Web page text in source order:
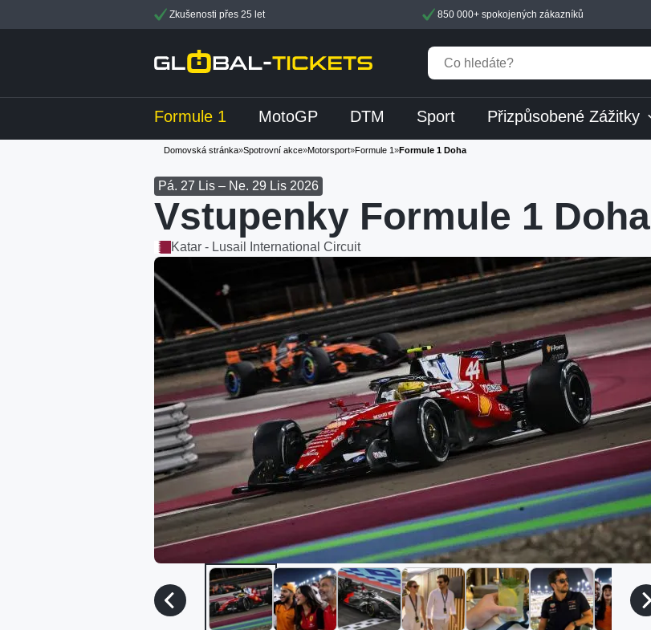
Zkušenosti přes 25 let 850 000+ spokojených zákazníků
Formule 1 MotoGP DTM Sport Přizpůsobené Zážitky
Domovská stránka»Spotrovní akce»Motorsport»Formule 1»Formule 1 Doha
Pá. 27 Lis – Ne. 29 Lis 2026
Vstupenky Formule 1 Doha
Katar - Lusail International Circuit